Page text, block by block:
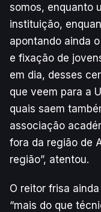
somos, enquanto
instituição,
apontando ainda
e fixação de
em dia, desses
que veem para a
quais saem
associação
fora da região de
região”, atentou.
O reitor frisa
“mais do que